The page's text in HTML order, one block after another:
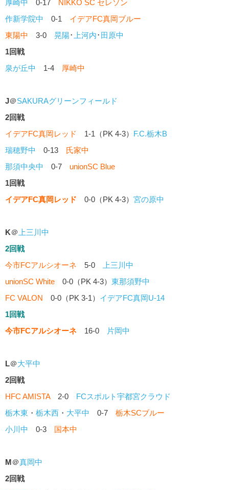
厚崎中 0-17
NIKKO SC セレソン
作新学院中
0-1 イデアFC真岡ブルー
東陽中
3-0 晃陽･ 上河内･ 田原中
1回戦
泉が丘中
1-4 厚崎中
J＠SAKURAグリーンフィールド
2回戦
イデアFC真岡レッド
1-1（PK 4-3） F.C.栃木B
瑞穂野中
0-13 氏家中
那須中央中
0-7 unionSC Blue
1回戦
イデアFC真岡レッド 0-0（PK 4-3） 宮の原中
K＠ 上三川中
2回戦
今市FCアルシオーネ 5-0
上三川中
unionSC White 0-0（PK 4-3） 東那須野中
FC VALON 0-0（PK 3-1） イデアFC真岡U-14
1回戦
今市FCアルシオーネ 16-0 片岡中
L＠大平中
2回戦
HFC AMISTA2-0 FCスポルト宇都宮クラウド
栃木東 ・ 栃木西 ・ 大平中 0-7 栃木SCブルー
小川中
0-3 国本中
M＠真岡中
2回戦